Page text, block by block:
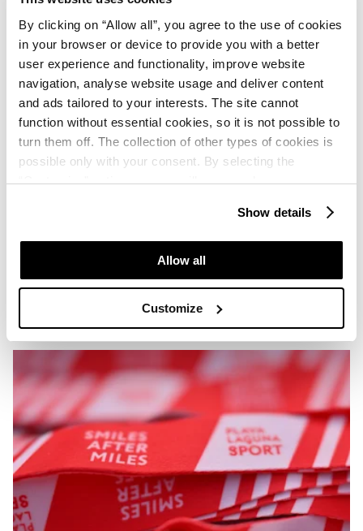
By clicking on “Allow all”, you agree to the use of cookies
in your browser or device to provide you with a better
user experience and functionality, improve website
navigation, analyse website usage and deliver content
and ads tailored to your interests. The site cannot
function without essential cookies, so it is not possible to
turn them off. The collection of other types of cookies is
possible only with your consent. By selecting the
“Customise” option, a menu will appear where you can
which purposes we may process your data. You can
manage your “Details” selection in your browser at any
Show details
Allow all
Customize